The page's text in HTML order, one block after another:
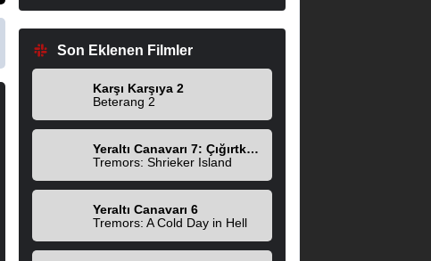
Son Eklenen Filmler
Karşı Karşıya 2
Beterang 2
Yeraltı Canavarı 7: Çığırtkanlar Adası
Tremors: Shrieker Island
Yeraltı Canavarı 6
Tremors: A Cold Day in Hell